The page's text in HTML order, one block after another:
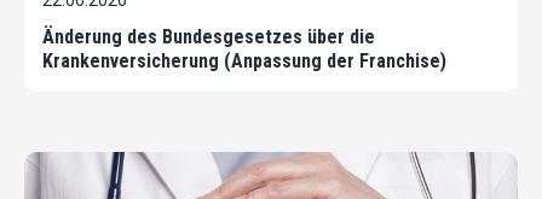
Änderung des Bundesgesetzes über die
Krankenversicherung (Anpassung der Franchise)